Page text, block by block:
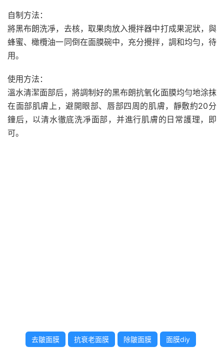
自制方法：
將黑布朗洗凈，去核，取果肉放入攪拌器中打成果泥狀，與
蜂蜜、橄欖油一同倒在面膜碗中，充分攪拌，調和均勻，待
用。
使用方法：
溫水清潔面部后，將調制好的黑布朗抗氧化面膜均勻地涂抹
在面部肌膚上，避開眼部、唇部四周的肌膚，靜敷約20分
鐘后，以清水徹底洗凈面部，并進行肌膚的日常護理，即
可。
去皺面膜 抗衰老面膜 除皺面膜 面膜diy